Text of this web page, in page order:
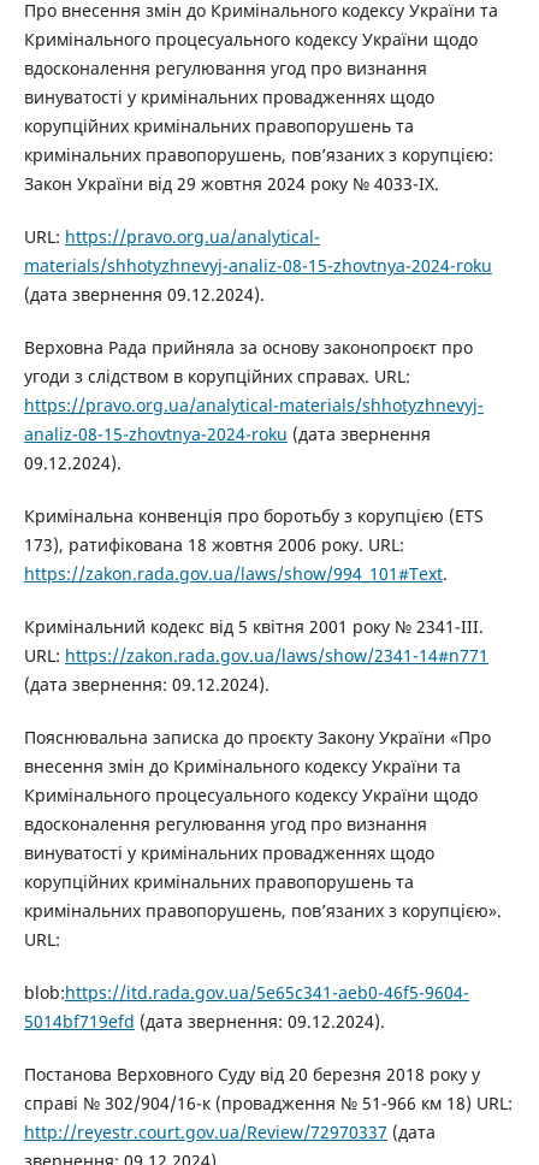
Про внесення змін до Кримінального кодексу України та
Кримінального процесуального кодексу України щодо
вдосконалення регулювання угод про визнання
винуватості у кримінальних провадженнях щодо
корупційних кримінальних правопорушень та
кримінальних правопорушень, пов’язаних з корупцією:
Закон України від 29 жовтня 2024 року № 4033-IX.
URL: https://pravo.org.ua/analytical-
materials/shhotyzhnevyj-analiz-08-15-zhovtnya-2024-roku
(дата звернення 09.12.2024).
Верховна Рада прийняла за основу законопроєкт про
угоди з слідством в корупційних справах. URL:
https://pravo.org.ua/analytical-materials/shhotyzhnevyj-
analiz-08-15-zhovtnya-2024-roku (дата звернення
09.12.2024).
Кримінальна конвенція про боротьбу з корупцією (ETS
173), ратифікована 18 жовтня 2006 року. URL:
https://zakon.rada.gov.ua/laws/show/994_101#Text.
Кримінальний кодекс від 5 квітня 2001 року № 2341-III.
URL: https://zakon.rada.gov.ua/laws/show/2341-14#n771
(дата звернення: 09.12.2024).
Пояснювальна записка до проєкту Закону України «Про
внесення змін до Кримінального кодексу України та
Кримінального процесуального кодексу України щодо
вдосконалення регулювання угод про визнання
винуватості у кримінальних провадженнях щодо
корупційних кримінальних правопорушень та
кримінальних правопорушень, пов’язаних з корупцією».
URL:
blob:https://itd.rada.gov.ua/5e65c341-aeb0-46f5-9604-
5014bf719efd (дата звернення: 09.12.2024).
Постанова Верховного Суду від 20 березня 2018 року у
справі № 302/904/16-к (провадження № 51-966 км 18) URL:
http://reyestr.court.gov.ua/Review/72970337 (дата